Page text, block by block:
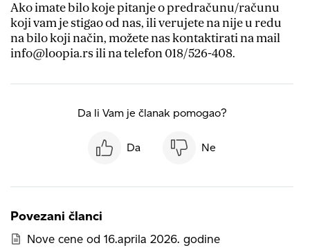
Ako imate bilo koje pitanje o predračunu/računu
koji vam je stigao od nas, ili verujete na nije u redu
na bilo koji način, možete nas kontaktirati na mail
info@loopia.rs ili na telefon 018/526-408.
Da li Vam je članak pomogao?
Da Ne
Povezani članci
Nove cene od 16.aprila 2026. godine